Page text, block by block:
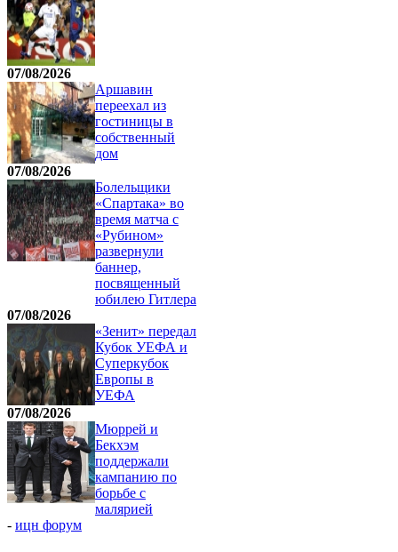
07/08/2026
Аршавин
переехал из
гостиницы в
собственный
дом
07/08/2026
Болельщики
«Спартака» во
время матча с
«Рубином»
развернули
баннер,
посвященный
юбилею Гитлера
07/08/2026
«Зенит» передал
Кубок УЕФА и
Суперкубок
Европы в
УЕФА
07/08/2026
Мюррей и
Бекхэм
поддержали
кампанию по
борьбе с
малярией
- ицн форум